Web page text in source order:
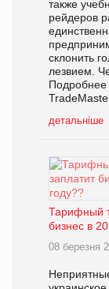
также
рейдеров
склонить
лезвием.
Подробнее
детальніше
Тарифный
бизнес в
08 березня